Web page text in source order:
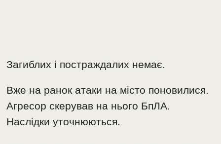
Загиблих і постраждалих немає.
Вже на ранок атаки на місто поновилися.
Агресор скерував на нього БпЛА.
Наслідки уточнюються.